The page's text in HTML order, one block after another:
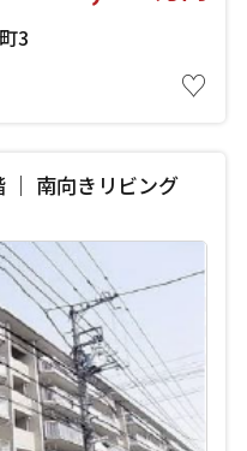
3
♡
南向きリビング